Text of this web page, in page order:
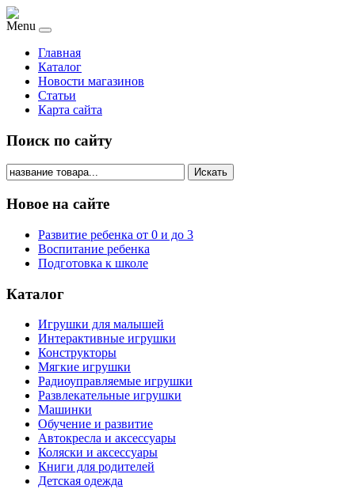
Menu
Главная
Каталог
Новости магазинов
Статьи
Карта сайта
Поиск по сайту
Искать
Новое на сайте
Развитие ребенка от 0 и до 3
Воспитание ребенка
Подготовка к школе
Каталог
Игрушки для малышей
Интерактивные игрушки
Конструкторы
Мягкие игрушки
Радиоуправляемые игрушки
Развлекательные игрушки
Машинки
Обучение и развитие
Автокресла и аксессуары
Коляски и аксессуары
Книги для родителей
Детская одежда